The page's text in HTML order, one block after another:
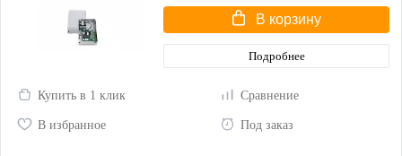
В корзину
Подробнее
Купить в 1 клик Сравнение
В избранное Под заказ